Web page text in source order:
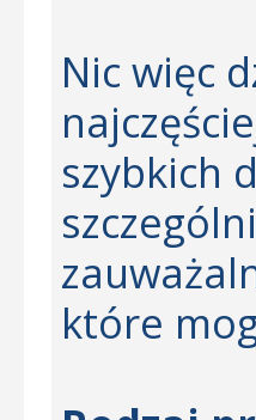
Nic więc
szybkich
które